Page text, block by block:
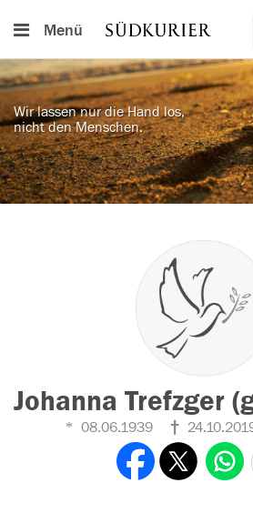
Menü
Wir lassen nur die Hand los,
nicht den Menschen.
Johanna Trefzger
08.06.1939